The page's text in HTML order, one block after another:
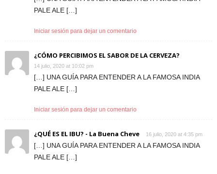
PALE ALE […]
Iniciar sesión para dejar un comentario
¿CÓMO PERCIBIMOS EL SABOR DE LA CERVEZA?
14 julio, 2020 at 10:02 pm
[…] UNA GUÍA PARA ENTENDER A LA FAMOSA INDIA
PALE ALE […]
Iniciar sesión para dejar un comentario
¿QUÉ ES EL IBU? - La Buena Cheve 16 julio, 2020 at 4:35 pm
[…] UNA GUÍA PARA ENTENDER A LA FAMOSA INDIA
PALE ALE […]